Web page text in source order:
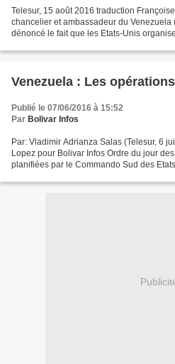
Telesur, 15 août 2016 traduction
chancelier et ambassadeur du
dénoncé le fait que les Etats-Unis
Venezuela : Les
Publié le 07/06/2016 à 15:52
Par Bolivar Infos
Par: Vladimir Adrianza Salas (Telesur, 6
Lopez pour Bolivar Infos Ordre du jour
planifiées par le Commando Sud des